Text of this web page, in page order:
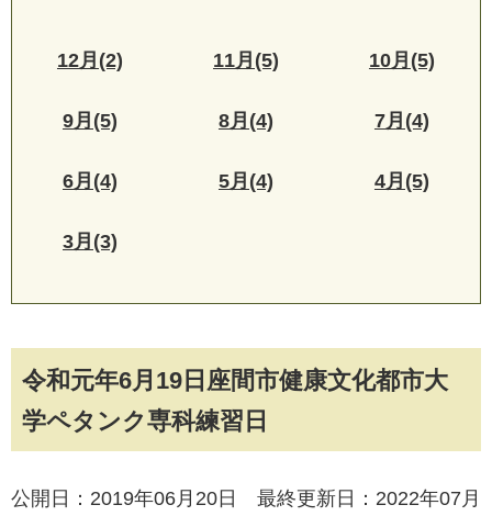
令和元年6月19日座間市健康文化都市大
学ペタンク専科練習日
公開日：2019年06月20日 最終更新日：2022年07月
12月(2) 11月(5) 10月(5)
9月(5) 8月(4) 7月(4)
6月(4) 5月(4) 4月(5)
3月(3)